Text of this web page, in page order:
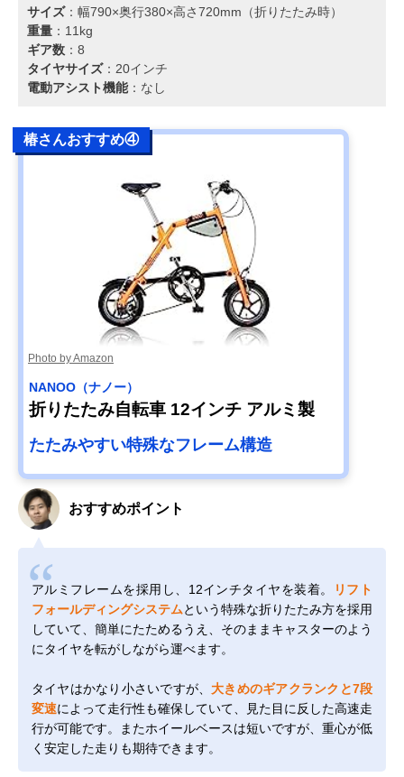
サイズ：幅790×奥行380×高さ720mm（折りたたみ時）
重量 ：11kg
ギア数 ：8
タイヤサイズ：20インチ
電動アシスト機能：なし
椿さんおすすめ④
Photo by Amazon
NANOO（ナノー）
折りたたみ自転車 12インチ アルミ製
たたみやすい特殊なフレーム構造
おすすめポイント
アルミフレームを採用し、12インチタイヤを装着。
リフト
フォールディングシステムという特殊な折りたたみ方を採用
していて、簡単にたためるうえ、そのままキャスターのよう
にタイヤを転がしながら運べます。
タイヤはかなり小さいですが、 大きめのギアクランクと7段
変速によって走行性も確保していて、見た目に反した高速走
行が可能です。またホイールベースは短いですが、重心が低
く安定した走りも期待できます。